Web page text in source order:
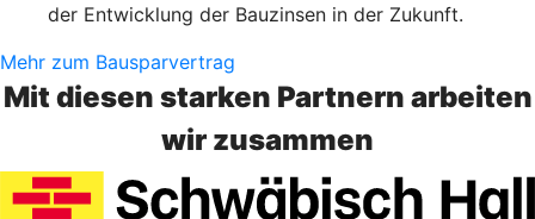
der Entwicklung der Bauzinsen in der Zukunft.
Mehr zum Bausparvertrag
Mit diesen starken Partnern arbeiten
wir zusammen